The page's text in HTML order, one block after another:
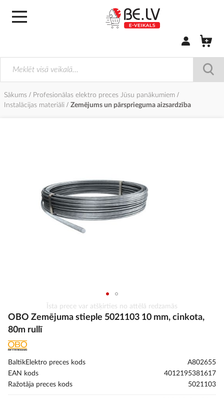
Pierakstīties/
Sākums
Profesionālas elektro preces Jūsu panākumiem
Instalācijas materiāli
Zemējums un pārsprieguma aizsardzība
uz
galerijas
Īsta prece var atšķirties no attēlā redzamās
OBO Zemējuma stieple 5021103 10 mm, cinkota,
80m rullī
BaltikElektro preces kods
A802655
EAN kods
4012195381617
Ražotāja preces kods
5021103